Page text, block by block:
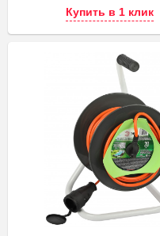
Купить в 1 клик